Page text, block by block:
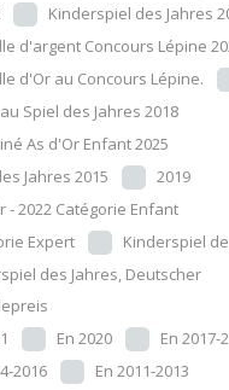
Kinderspiel des Jahres
d'argent Concours Lépine
d'Or au Concours Lépine.
Spiel des Jahres 2018
As d'Or Enfant 2025
Jahres 2015
2019
- 2022 Catégorie Enfant
Expert
Kinderspiel
des Jahres, Deutscher
En 2020
En 2017-
2016
En 2011-2013